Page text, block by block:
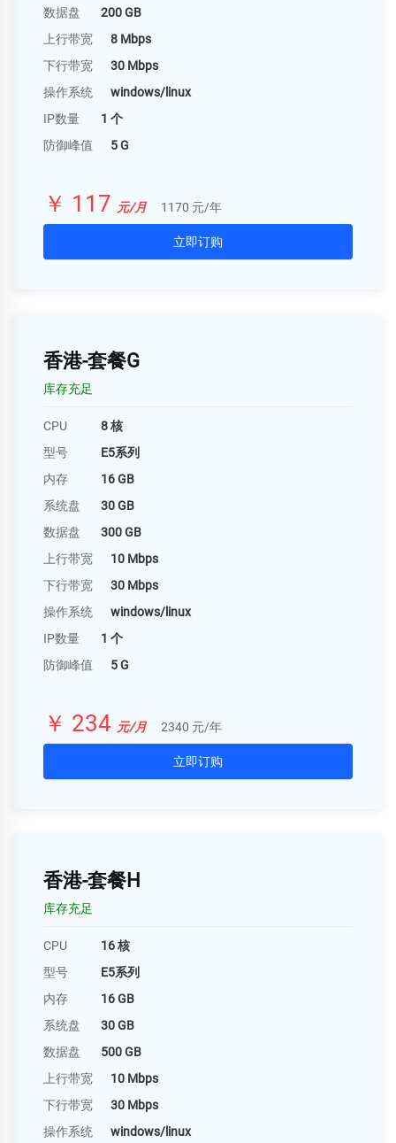
数据盘
200 GB
上行带宽
8 Mbps
下行带宽
30 Mbps
操作系统
windows/linux
IP数量
1 个
防御峰值
5 G
￥ 117 元/月 1170 元/年
立即订购
香港-套餐G
库存充足
CPU
8 核
型号
E5系列
内存
16 GB
系统盘
30 GB
数据盘
300 GB
上行带宽
10 Mbps
下行带宽
30 Mbps
操作系统
windows/linux
IP数量
1 个
防御峰值
5 G
￥ 234 元/月 2340 元/年
立即订购
香港-套餐H
库存充足
CPU
16 核
型号
E5系列
内存
16 GB
系统盘
30 GB
数据盘
500 GB
上行带宽
10 Mbps
下行带宽
30 Mbps
操作系统
windows/linux